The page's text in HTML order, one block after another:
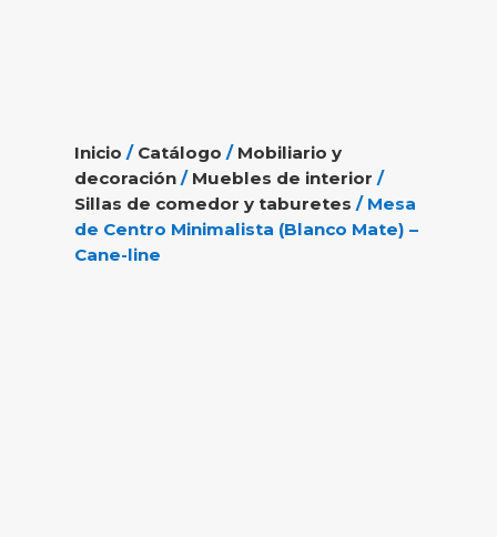
Inicio / Catálogo / Mobiliario y
decoración / Muebles de interior /
Sillas de comedor y taburetes / Mesa
de Centro Minimalista (Blanco Mate) –
Cane-line